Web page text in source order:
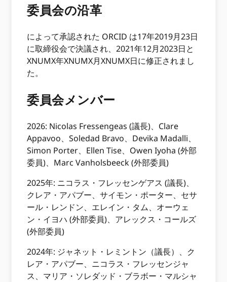
委員会の沿革
によって承認された ORCID は17年2019月23日
に取締役会で決議され、2021年12月2023日と
XNUMX年XNUMX月XNUMX日に修正されまし
た。
委員会メンバー
2026: Nicolas Fressengeas (議長)、Clare
Appavoo、Soledad Bravo、Devika Madalli、
Simon Porter、Ellen Tise、Owen Iyoha (外部
委員)、Marc Vanholsbeeck (外部委員)
2025年: ニコラス・フレッセンゲアス (議長)、
クレア・アパブー、サイモン・ポーター、セサ
ール・レンドン、エレイン・タム、オーウェ
ン・イヨハ (外部委員)、アレックス・コールズ
(外部委員)
2024年: ジャネット・レミントン（議長）、ク
レア・アパブー、ニコラス・フレッセンジャ
ス、マリア・ソレダッド・ブラボー・マルシャ